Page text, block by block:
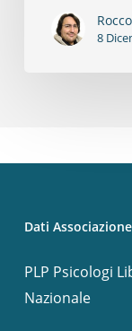
8
Dati Associazione
PLP Psicologi
Nazionale